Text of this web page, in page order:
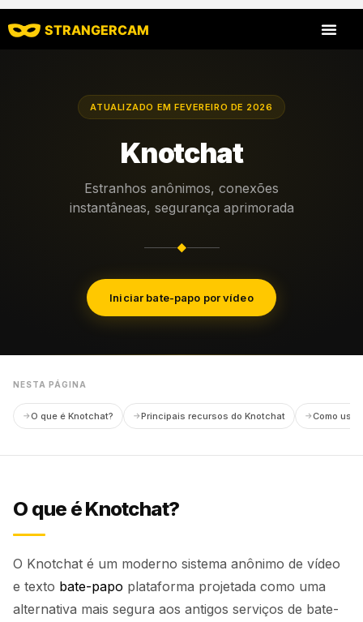
STRANGERCAM
ATUALIZADO EM FEVEREIRO DE 2026
Knotchat
Estranhos anônimos, conexões
instantâneas, segurança aprimorada
◆
Iniciar bate-papo por vídeo
NESTA PÁGINA
O que é Knotchat? Principais recursos do Knotchat Como
O que é Knotchat?
O Knotchat é um moderno sistema anônimo de vídeo
e texto bate-papo plataforma projetada como uma
alternativa mais segura aos antigos serviços de bate-